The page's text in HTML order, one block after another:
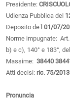
Presidente:
Udienza Pubblica del
Deposito de˙l 01/07/
Norme impugnate: Art.
b) e c), 140° e 183°,
Massime: 38440
Atti decisi: ric. 75/2013
Pronuncia